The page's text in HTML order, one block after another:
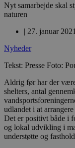
Nyt samarbejde skal
naturen
| 27. januar 2021
Nyheder
Tekst: Presse Foto:
Aldrig før har der
shelters, antal
udlandet i at
Det er positivt både i
og lokal udvikling i
understøtte og